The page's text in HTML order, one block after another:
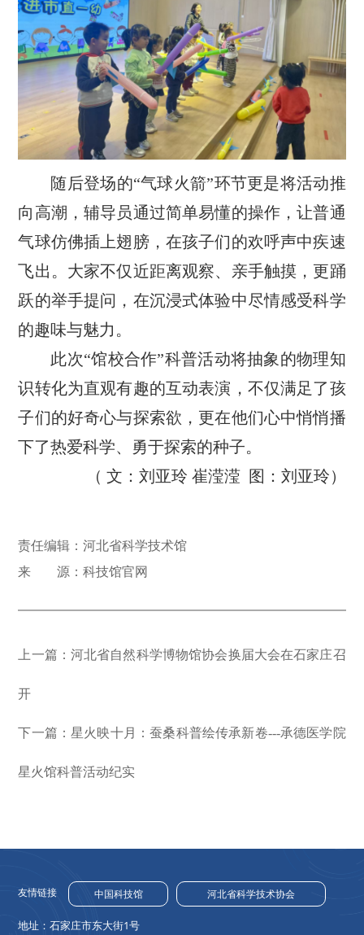
随后登场的“气球火箭”环节更是将活动推
向高潮，辅导员通过简单易懂的操作，让普通
气球仿佛插上翅膀，在孩子们的欢呼声中疾速
飞出。大家不仅近距离观察、亲手触摸，更踊
跃的举手提问，在沉浸式体验中尽情感受科学
的趣味与魅力。
此次“馆校合作”科普活动将抽象的物理知
识转化为直观有趣的互动表演，不仅满足了孩
子们的好奇心与探索欲，更在他们心中悄悄播
下了热爱科学、勇于探索的种子。
（ 文：刘亚玲 崔滢滢 图：刘亚玲）
责任编辑：河北省科学技术馆
来 源：科技馆官网
上一篇：河北省自然科学博物馆协会换届大会在石家庄召
开
下一篇：星火映十月：蚕桑科普绘传承新卷---承德医学院
星火馆科普活动纪实
友情链接 中国科技馆 河北省科学技术协会
地址：石家庄市东大街1号